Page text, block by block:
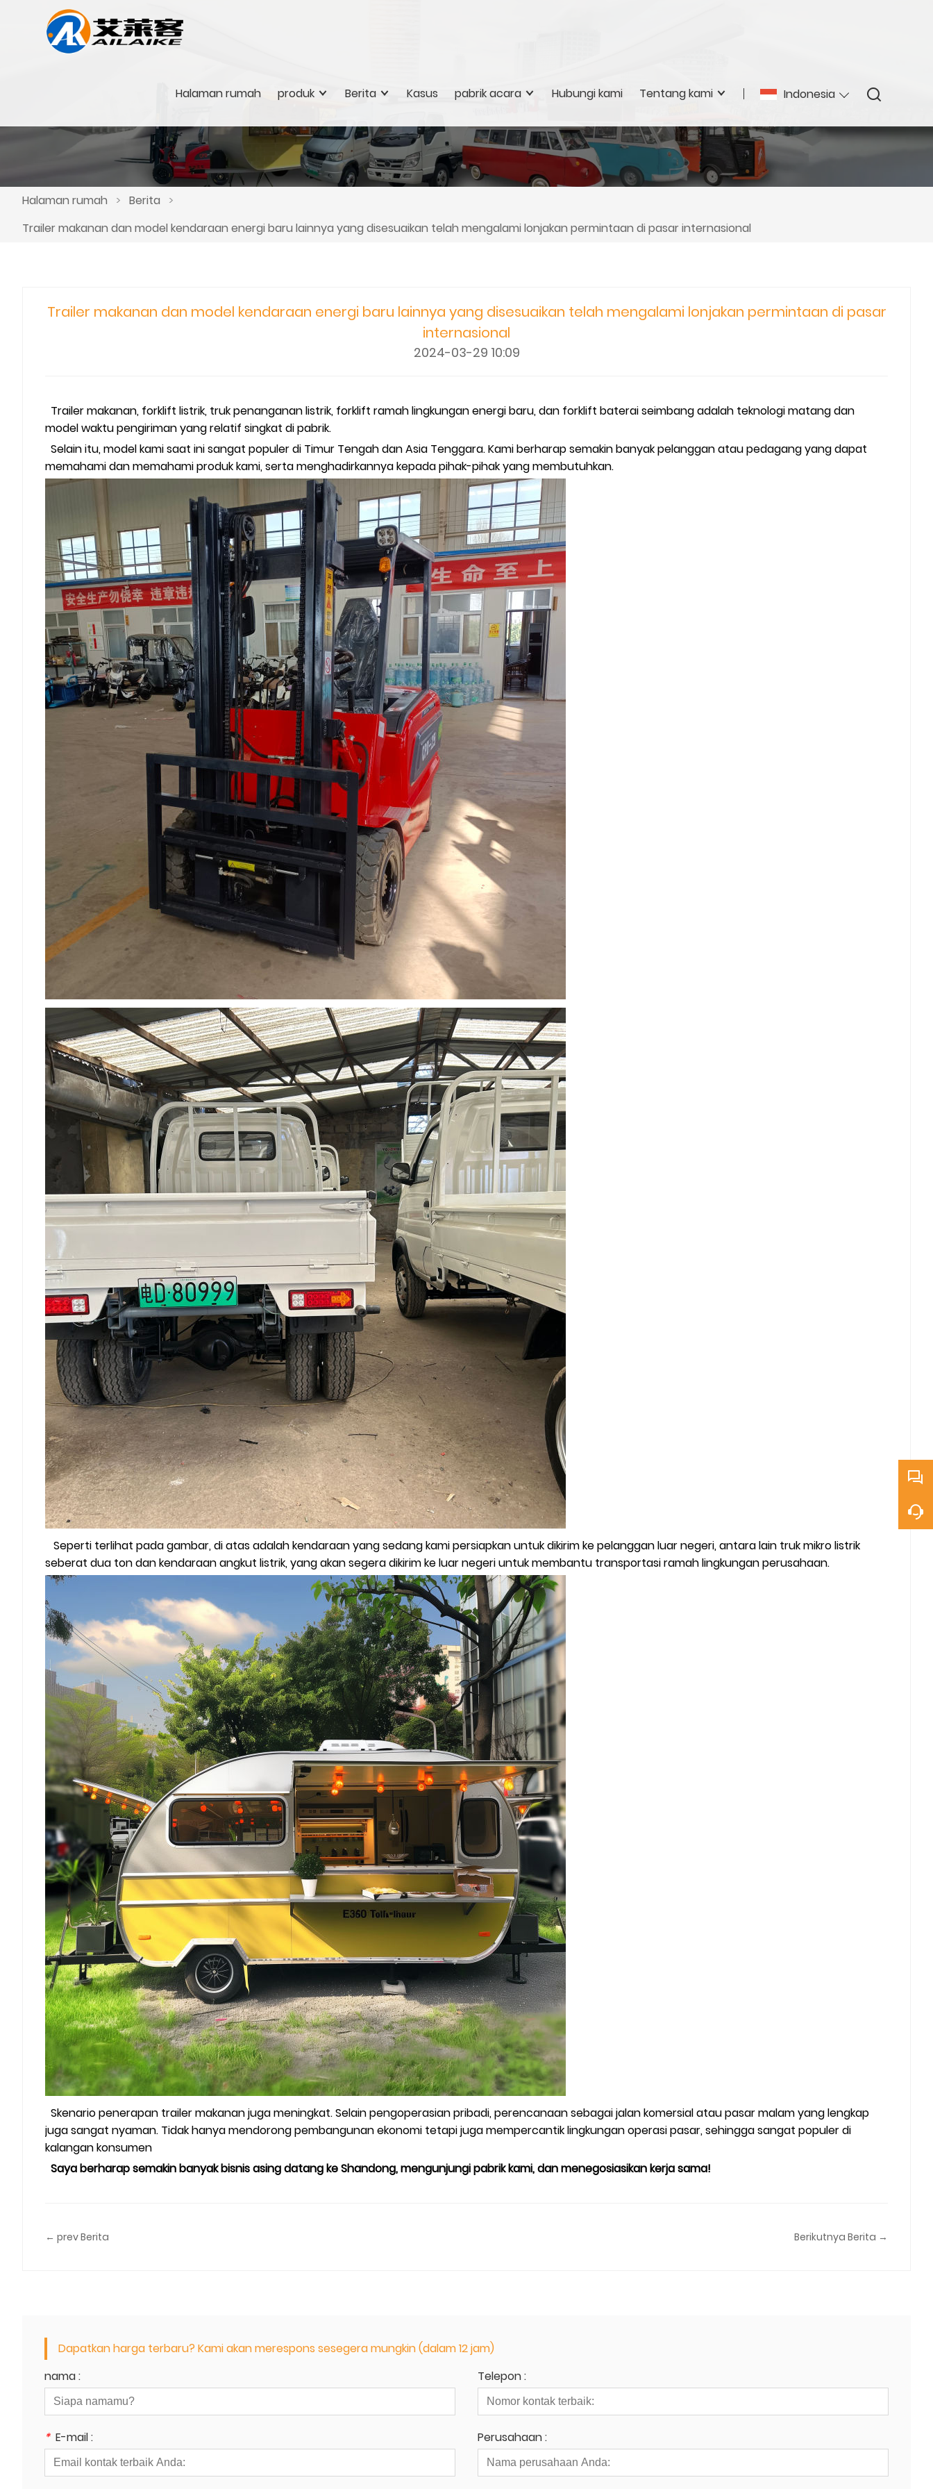
Indonesia
Halaman rumah produk Berita Kasus pabrik acara Hubungi kami Tentang kami
Halaman rumah > Berita
>
Trailer makanan dan model kendaraan energi baru lainnya yang disesuaikan telah mengalami lonjakan permintaan di pasar internasional
Trailer makanan dan model kendaraan energi baru lainnya yang disesuaikan telah mengalami lonjakan permintaan di pasar
internasional
2024-03-29 10:09
Trailer makanan, forklift listrik, truk penanganan listrik, forklift ramah lingkungan energi baru, dan forklift baterai seimbang adalah teknologi matang dan
model waktu pengiriman yang relatif singkat di pabrik.
Selain itu, model kami saat ini sangat populer di Timur Tengah dan Asia Tenggara. Kami berharap semakin banyak pelanggan atau pedagang yang dapat
memahami dan memahami produk kami, serta menghadirkannya kepada pihak-pihak yang membutuhkan.
Seperti terlihat pada gambar, di atas adalah kendaraan yang sedang kami persiapkan untuk dikirim ke pelanggan luar negeri, antara lain truk mikro listrik
seberat dua ton dan kendaraan angkut listrik, yang akan segera dikirim ke luar negeri untuk membantu transportasi ramah lingkungan perusahaan.
Skenario penerapan trailer makanan juga meningkat. Selain pengoperasian pribadi, perencanaan sebagai jalan komersial atau pasar malam yang lengkap
juga sangat nyaman. Tidak hanya mendorong pembangunan ekonomi tetapi juga mempercantik lingkungan operasi pasar, sehingga sangat populer di
kalangan konsumen
Saya berharap semakin banyak bisnis asing datang ke Shandong, mengunjungi pabrik kami, dan menegosiasikan kerja sama!
← prev Berita Berikutnya Berita →
Dapatkan harga terbaru? Kami akan merespons sesegera mungkin (dalam 12 jam)
nama :
Telepon :
* E-mail : Perusahaan :